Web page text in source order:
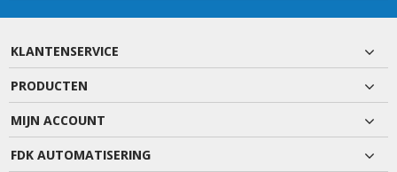
KLANTENSERVICE
PRODUCTEN
MIJN ACCOUNT
FDK AUTOMATISERING